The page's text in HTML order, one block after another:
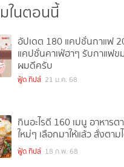
ในตอนนี้
อัปเดต 180 แคปชั่นกาแฟ
แคปชั่นคาเฟ่ฮาๆ รับกาแฟข
ผมดีครับ
ฟู้ด ทิปส์ 21 ม.ค. 68
กินอะไรดี 160 เมนู อาหารต
ใหม่ๆ เลือกมาให้แล้ว สั่งตาม
ฟู้ด ทิปส์ 18 ก.พ. 68